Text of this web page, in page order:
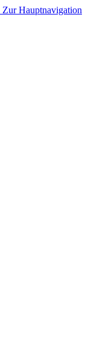
Zur Hauptnavigation